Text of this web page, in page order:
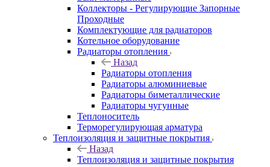
Коллекторы - Регулирующие Запорные
Проходные
Комплектующие для радиаторов
Котельное оборудование
Радиаторы отопления
Назад
Радиаторы отопления
Радиаторы алюминиевые
Радиаторы биметаллические
Радиаторы чугунные
Теплоноситель
Терморегулирующая арматура
Теплоизоляция и защитные покрытия
Назад
Теплоизоляция и защитные покрытия